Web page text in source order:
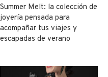
Summer Melt: la colección de
joyería pensada para
acompañar tus viajes y
escapadas de verano